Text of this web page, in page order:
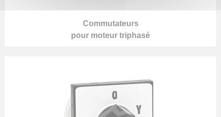
Commutateurs
pour moteur triphasé